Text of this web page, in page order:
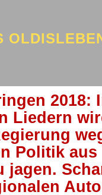
2018:
Liedern
Politik aus
jagen.